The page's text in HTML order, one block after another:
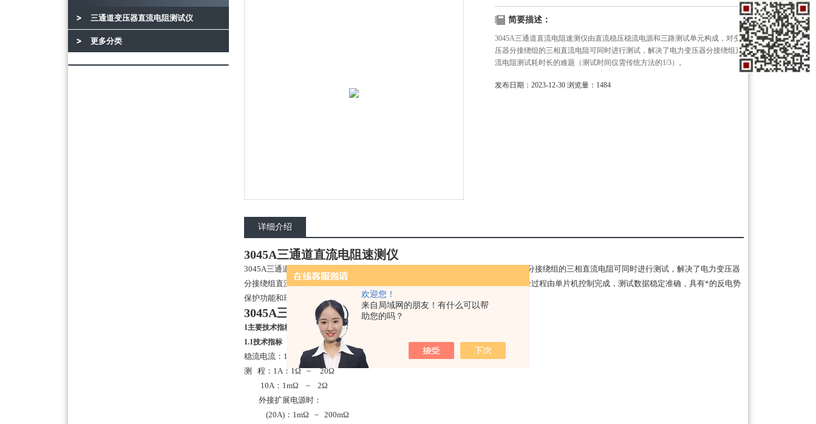
欢迎您！
来自局域网的朋友！有什么可以帮
助您的吗？
三通道变压器直流电阻测试仪
更多分类
简要描述：
3045A三通道直流电阻速测仪由直流稳压稳流电源和三路测试单元构成，对变
压器分接绕组的三相直流电阻可同时进行测试，解决了电力变压器分接绕组直
流电阻测试耗时长的难题（测试时间仅需传统方法的1/3）。
发布日期：2023-12-30 浏览量：1484
详细介绍
3045A三通道直流电阻速测仪
3045A三通道直流电阻测试仪由直流稳压稳流电源和三路测试单元构成，对变压器分接绕组的三相直流电阻可同时进行测试，解决了电力变压器
分接绕组直流电阻测试耗时长的难题（测试时间仅需传统方法的1/3）。仪器测试全过程由单片机控制完成，测试数据稳定准确，具有*的反电势
保护功能和现场抗干扰能力，适用于大型电力变压器直流电阻的快速测试。
3045A三通道直流电阻速测仪
1主要技术指标及使用条件
1.1技术指标
稳流电流：1A、10A
测 程：1A：1Ω ~ 20Ω
10A：1mΩ ~ 2Ω
外接扩展电源时：
(20A)：1mΩ ~ 200mΩ